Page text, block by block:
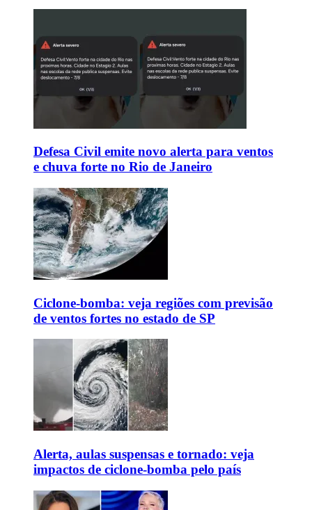
Defesa Civil emite novo alerta para ventos
e chuva forte no Rio de Janeiro
Ciclone-bomba: veja regiões com previsão
de ventos fortes no estado de SP
Alerta, aulas suspensas e tornado: veja
impactos de ciclone-bomba pelo país